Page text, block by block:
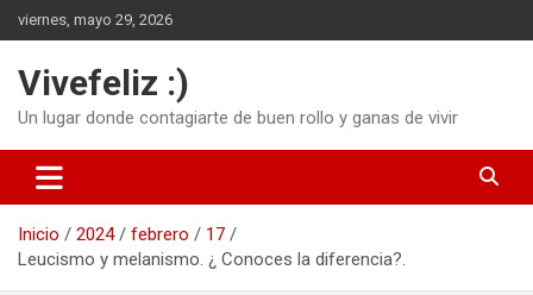
Saltar
al
viernes, mayo 29, 2026
Vivefeliz :)
Un lugar donde contagiarte de buen rollo y ganas de vivir
Inicio 2024 febrero
17
Leucismo y melanismo. ¿ Conoces la diferencia?.